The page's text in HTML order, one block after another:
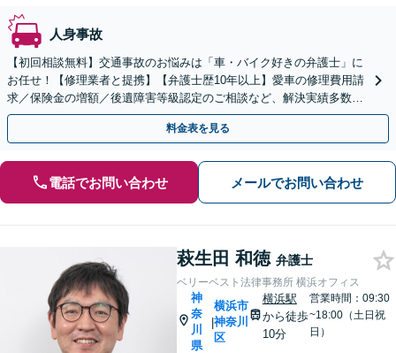
人身事故
【初回相談無料】交通事故のお悩みは「車・バイク好きの弁護士」に
お任せ！【修理業者と提携】【弁護士歴10年以上】愛車の修理費用請
求／保険金の増額／後遺障害等級認定のご相談など、解決実績多数。
物損から重大事故まで幅広く対応【日本大通り駅2分】
料金表を見る
電話でお問い合わせ メールでお問い合わせ
萩生田 和徳 弁護士
ベリーベスト法律事務所 横浜オフィス
神
奈
川
県
|
横浜市
神奈川
区
横浜駅
から徒歩
10分
営業時間：09:30
~18:00（土日祝
日）